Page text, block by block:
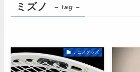
ミズノ – tag –
テニスグッズ